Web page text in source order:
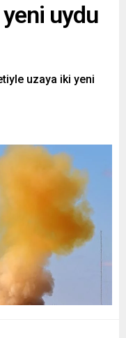
uydu
uzaya iki yeni